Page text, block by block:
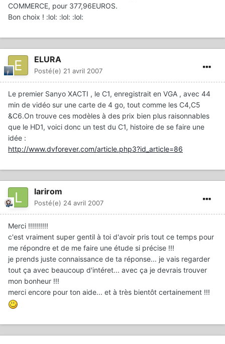
COMMERCE, pour 377,96EUROS.
Bon choix ! :lol: :lol: :lol:
ELURA
Posté(e) 21 avril 2007
Le premier Sanyo XACTI , le C1, enregistrait en VGA , avec 44
min de vidéo sur une carte de 4 go, tout comme les C4,C5
&C6.On trouve ces modèles à des prix bien plus raisonnables
que le HD1, voici donc un test du C1, histoire de se faire une
idée :
http://www.dvforever.com/article.php3?id_article=86
larirom
Posté(e) 24 avril 2007
Merci !!!!!!!!!!
c'est vraiment super gentil à toi d'avoir pris tout ce temps pour
me répondre et de me faire une étude si précise !!!
je prends juste connaissance de ta réponse... je vais regarder
tout ça avec beaucoup d'intéret... avec ça je devrais trouver
mon bonheur !!!
merci encore pour ton aide... et à très bientôt certainement !!!